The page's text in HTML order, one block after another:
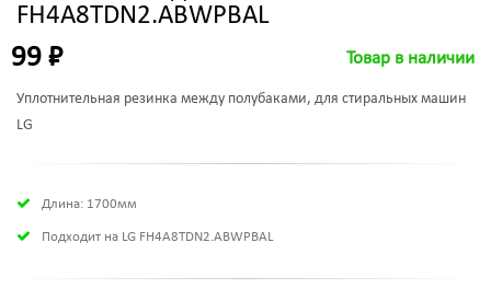
FH4A8TDN2.ABWPBAL
99 ₽ Товар в наличии
Уплотнительная резинка между полубаками, для стиральных машин
LG
Длина: 1700мм
Подходит на LG FH4A8TDN2.ABWPBAL